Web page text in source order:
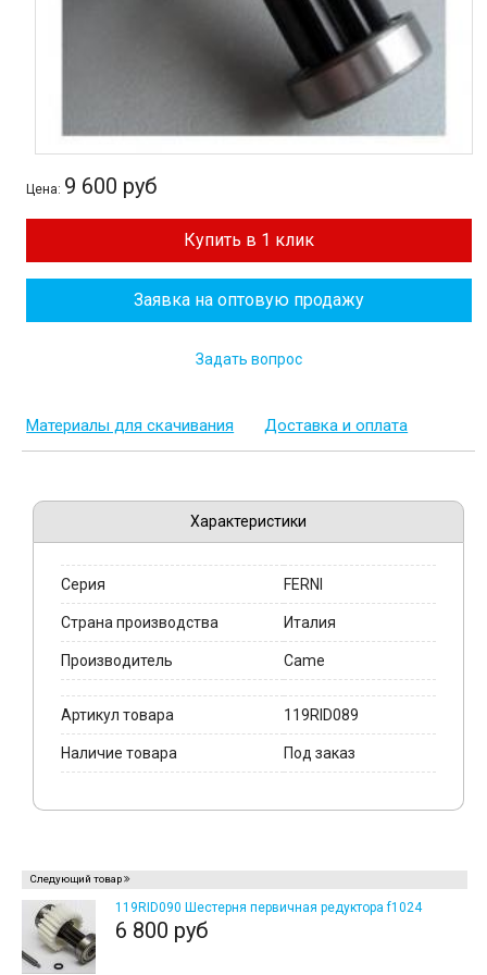
Цена: 9 600 руб
Купить в 1 клик
Заявка на оптовую продажу
Задать вопрос
Материалы для скачивания Доставка и оплата
Характеристики
Серия FERNI
Страна производства Италия
Производитель Came
Артикул товара 119RID089
Наличие товара Под заказ
Следующий товар
119RID090 Шестерня первичная редуктора f1024
6 800 руб